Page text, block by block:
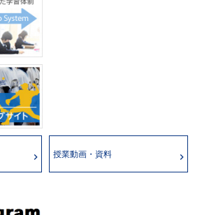
授業動画・資料